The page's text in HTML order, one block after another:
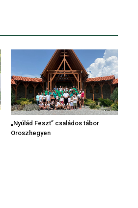
„Nyúlád Feszt” családos tábor
Oroszhegyen